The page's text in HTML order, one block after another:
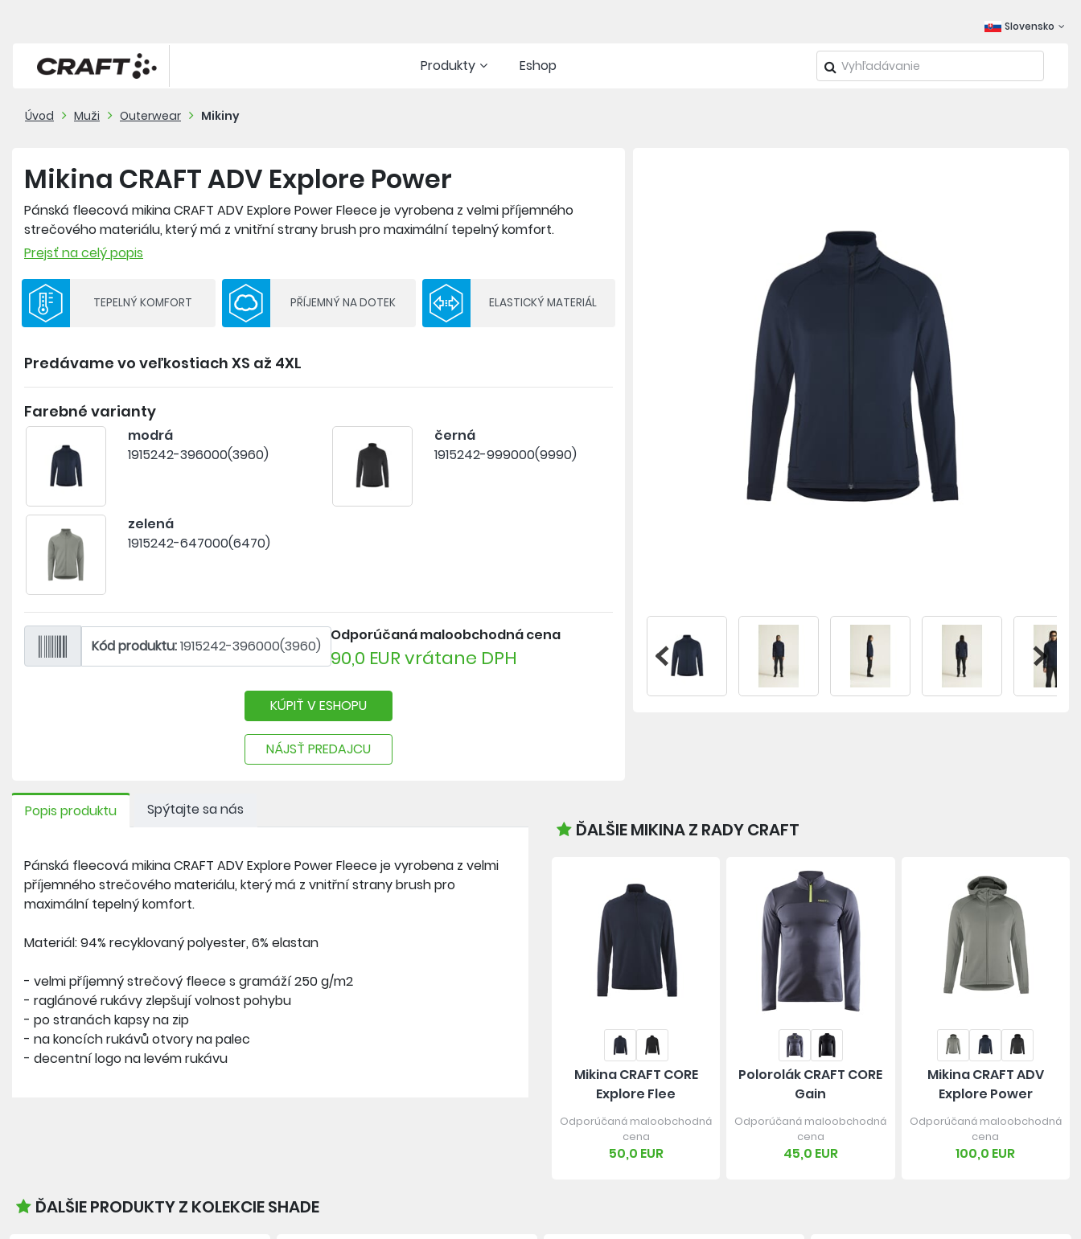
Slovensko
Produkty Eshop
Úvod Muži Outerwear Mikiny
Mikina CRAFT ADV Explore Power
Pánská fleecová mikina CRAFT ADV Explore Power Fleece je vyrobena z velmi příjemného
strečového materiálu, který má z vnitřní strany brush pro maximální tepelný komfort.
- velmi příjemný strečový fleece s gramáží 250 g/m2
- raglánové rukávy zlepšují volnost pohybu
- na koncích rukávů otvory na palec
- decentní logo na levém rukávu
Prejsť na celý popis
TEPELNÝ KOMFORT PŘÍJEMNÝ NA DOTEK ELASTICKÝ MATERIÁL
Predávame vo veľkostiach XS až 4XL
Farebné varianty
modrá
1915242-396000(3960)
černá
1915242-999000(9990)
zelená
1915242-647000(6470)
Kód produktu:1915242-396000(3960)
Odporúčaná maloobchodná cena
90,0 EUR vrátane DPH
KÚPIŤ V ESHOPU
NÁJSŤ PREDAJCU
Popis produktu Spýtajte sa nás
Pánská fleecová mikina CRAFT ADV Explore Power Fleece je vyrobena z velmi
příjemného strečového materiálu, který má z vnitřní strany brush pro
maximální tepelný komfort.
Materiál: 94% recyklovaný polyester, 6% elastan
- velmi příjemný strečový fleece s gramáží 250 g/m2
- raglánové rukávy zlepšují volnost pohybu
- po stranách kapsy na zip
- na koncích rukávů otvory na palec
- decentní logo na levém rukávu
ĎALŠIE MIKINA Z RADY CRAFT
Mikina CRAFT CORE
Explore Flee
Odporúčaná maloobchodná
cena
50,0 EUR
Polorolák CRAFT CORE
Gain
Odporúčaná maloobchodná
cena
45,0 EUR
Mikina CRAFT ADV
Explore Power
Odporúčaná maloobchodná
cena
100,0 EUR
ĎALŠIE PRODUKTY Z KOLEKCIE SHADE